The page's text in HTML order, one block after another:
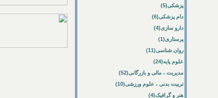
پزشکی(5)
دام پزشکی(6)
دارو سازی(4)
پرستاری(1)
روان شناسی(11)
علوم پایه(24)
مدیریت ، مالی و بازرگانی(52)
تربیت بدنی ، علوم ورزشی(10)
هنر و گرافیک(4)